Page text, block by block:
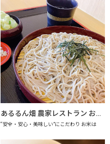
あるるん畑 農家レストラン おかげさま 【上越市地産地消推進の店認定店】
“安全・安心・美味しい”にこだわり お米は